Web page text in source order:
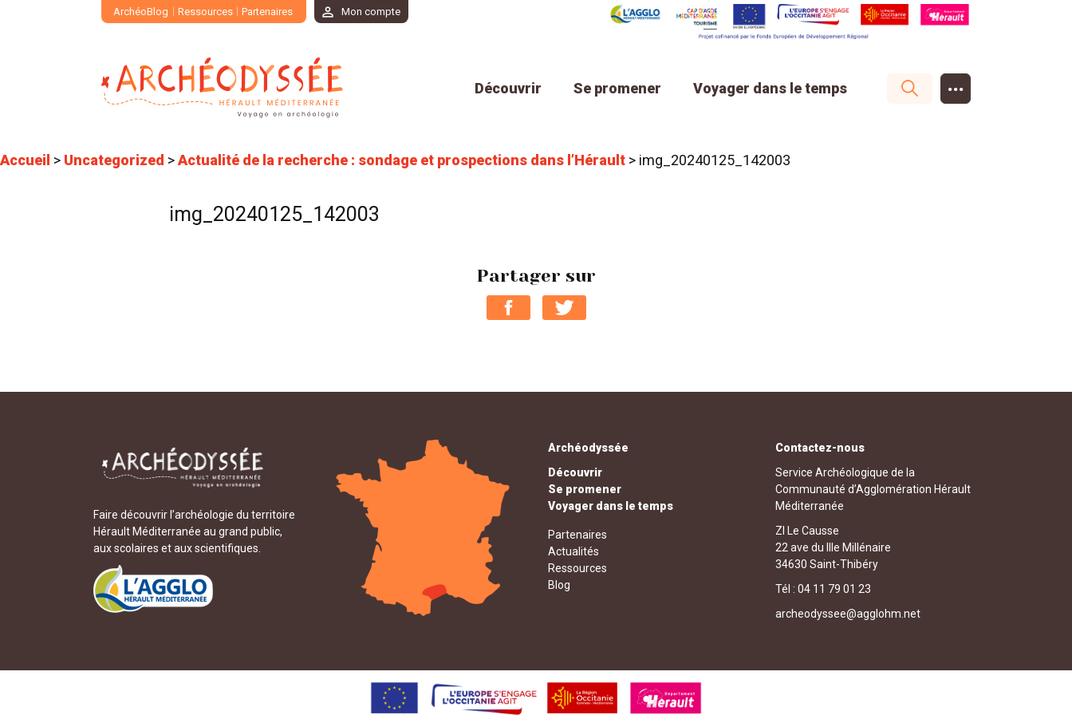
ArchéoBlog Ressources Partenaires Mon compte
Découvrir Se promener Voyager dans le temps ...
Accueil > Uncategorized >Actualité de la recherche : sondage et prospections dans l’Hérault > img_20240125_142003
img_20240125_142003
Partager sur
Faire découvrir l’archéologie du territoire
Hérault Méditerranée au grand public,
aux scolaires et aux scientifiques.
Archéodyssée
Découvrir
Se promener
Voyager dans le temps
Partenaires
Actualités
Ressources
Blog
Contactez-nous
Service Archéologique de la
Communauté d’Agglomération Hérault
Méditerranée
ZI Le Causse
22 ave du IIIe Millénaire
34630 Saint-Thibéry
Tél : 04 11 79 01 23
archeodyssee@agglohm.net